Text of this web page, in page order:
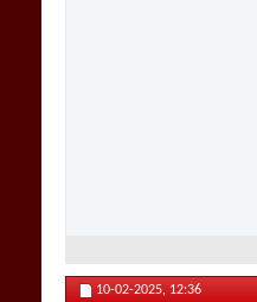
10-02-2025, 12:36